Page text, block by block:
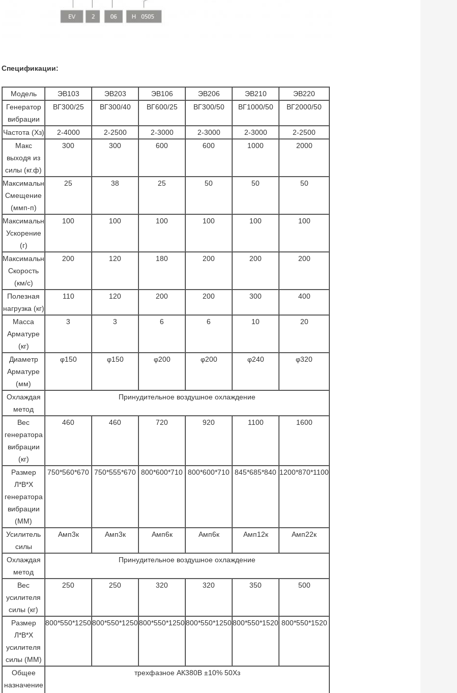
Спецификации:
Модель ЭВ103 ЭВ203 ЭВ106 ЭВ206 ЭВ210
ЭВ220
Генератор
вибрации
ВГ300/25 ВГ300/40 ВГ600/25 ВГ300/50 ВГ1000/50 ВГ2000/50
Частота (Хз) 2-4000 2-2500 2-3000 2-3000 2-3000
2-2500
Макс
выходя из
силы (кг.ф)
300 300 600 600 1000 2000
Максимальн
Смещение
(ммп-п)
25 38 25 50 50 50
Максимальн
Ускорение
(г)
100 100 100 100 100 100
Максимальн
Скорость
(км/с)
200 120 180 200 200 200
Полезная
нагрузка (кг)
110 120 200 200 300 400
Масса
Арматуре
(кг)
3 3 6 6 10 20
Диаметр
Арматуре
(мм)
φ150 φ150 φ200 φ200 φ240 φ320
Охлаждая
метод
Принудительное воздушное охлаждение
Вес
генератора
вибрации
(кг)
460 460 720 920 1100 1600
Размер
Л*В*Х
генератора
вибрации
(ММ)
750*560*670 750*555*670 800*600*710 800*600*710 845*685*840 1200*870*1100
Усилитель
силы
Амп3к Амп3к Амп6к Амп6к Амп12к Амп22к
Охлаждая
метод
Принудительное воздушное охлаждение
Вес
усилителя
силы (кг)
250 250 320 320 350 500
Размер
Л*В*Х
усилителя
силы (ММ)
800*550*1250800*550*1250800*550*1250800*550*1250800*550*1520 800*550*1520
Общее
назначение
трехфазное АК380В ±10% 50Хз